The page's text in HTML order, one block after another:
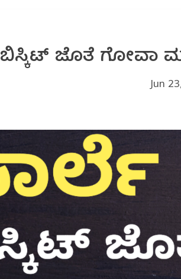
ಬಿಸ್ಕಿಟ್ ಜೊತೆ ಗೋವಾ
Jun